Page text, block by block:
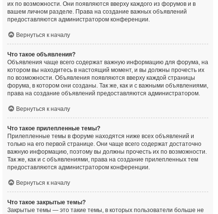
их по возможности. Они появляются вверху каждого из форумов и в
вашем личном разделе. Права на создание важных объявлений
предоставляются администратором конференции.
Вернуться к началу
Что такое объявления?
Объявления чаще всего содержат важную информацию для форума, на
котором вы находитесь в настоящий момент, и вы должны прочесть их
по возможности. Объявления появляются вверху каждой страницы
форума, в котором они созданы. Так же, как и с важными объявлениями,
права на создание объявлений предоставляются администратором.
Вернуться к началу
Что такое прилепленные темы?
Прилепленные темы в форуме находятся ниже всех объявлений и
только на его первой странице. Они чаще всего содержат достаточно
важную информацию, поэтому вы должны прочесть их по возможности.
Так же, как и с объявлениями, права на создание прилепленных тем
предоставляются администратором конференции.
Вернуться к началу
Что такое закрытые темы?
Закрытые темы — это такие темы, в которых пользователи больше не